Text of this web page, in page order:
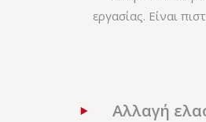
εργασίας. Είναι
Αλλαγή